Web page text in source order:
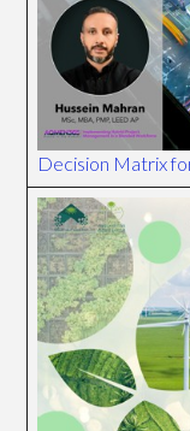
Decision Matrix